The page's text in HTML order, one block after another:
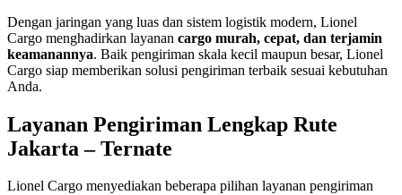
Dengan jaringan yang luas dan sistem logistik modern, Lionel
Cargo menghadirkan layanan cargo murah, cepat, dan terjamin
keamanannya. Baik pengiriman skala kecil maupun besar, Lionel
Cargo siap memberikan solusi pengiriman terbaik sesuai kebutuhan
Anda.
Layanan Pengiriman Lengkap Rute
Jakarta – Ternate
Lionel Cargo menyediakan beberapa pilihan layanan pengiriman